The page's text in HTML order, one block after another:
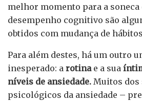
melhor momento para a soneca
desempenho cognitivo são
obtidos com mudança de
Para além destes, há um outro
inesperado: a rotinae a sua
níveis de ansiedade. Muitos
psicológicos da ansiedade –